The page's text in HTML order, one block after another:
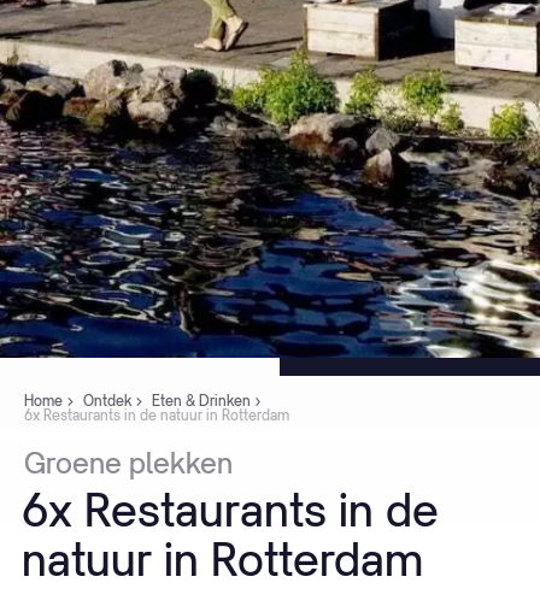
Home Ontdek
Eten & Drinken
6x Restaurants in de natuur in Rotterdam
Groene plekken
6x Restaurants in de
natuur in Rotterdam